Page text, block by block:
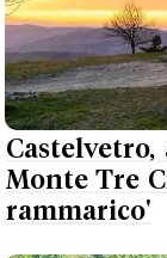
Monte Tre
rammarico'